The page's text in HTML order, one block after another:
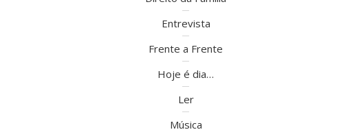
Entrevista
Frente a Frente
Hoje é dia…
Ler
Música